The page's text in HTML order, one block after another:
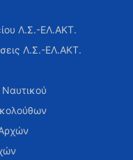
Λ.Σ.-ΕΛ.ΑΚΤ.
Λ.Σ.-ΕΛ.ΑΚΤ.